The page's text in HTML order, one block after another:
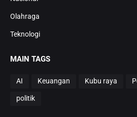
Olahraga
Teknologi
MAIN TAGS
AI Keuangan Kubu raya
politik